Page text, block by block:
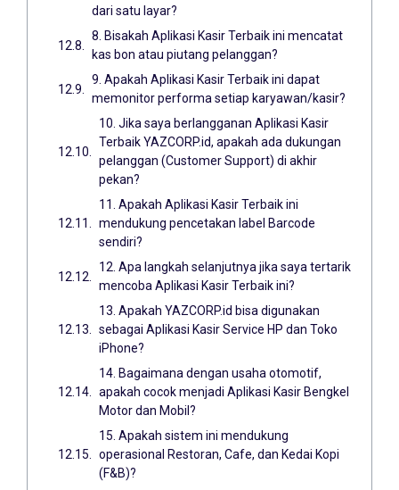
dari satu layar?
8. Bisakah Aplikasi Kasir Terbaik ini mencatat
kas bon atau piutang pelanggan?
9. Apakah Aplikasi Kasir Terbaik ini dapat
memonitor performa setiap karyawan/kasir?
10. Jika saya berlangganan Aplikasi Kasir
Terbaik YAZCORP.id, apakah ada dukungan
pelanggan (Customer Support) di akhir
pekan?
11. Apakah Aplikasi Kasir Terbaik ini
mendukung pencetakan label Barcode
sendiri?
12. Apa langkah selanjutnya jika saya tertarik
mencoba Aplikasi Kasir Terbaik ini?
13. Apakah YAZCORP.id bisa digunakan
sebagai Aplikasi Kasir Service HP dan Toko
iPhone?
14. Bagaimana dengan usaha otomotif,
apakah cocok menjadi Aplikasi Kasir Bengkel
Motor dan Mobil?
15. Apakah sistem ini mendukung
operasional Restoran, Cafe, dan Kedai Kopi
(F&B)?